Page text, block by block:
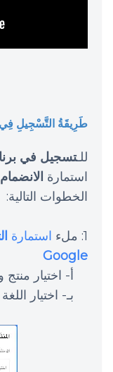
طَرِيقَةُ التَّسْجِيلِ فِي
للـتسجيل في
استمارة
الخطوات التالية:
1: ملء استمارة
Google
أ- اختيار منتج
بـ- اختيار